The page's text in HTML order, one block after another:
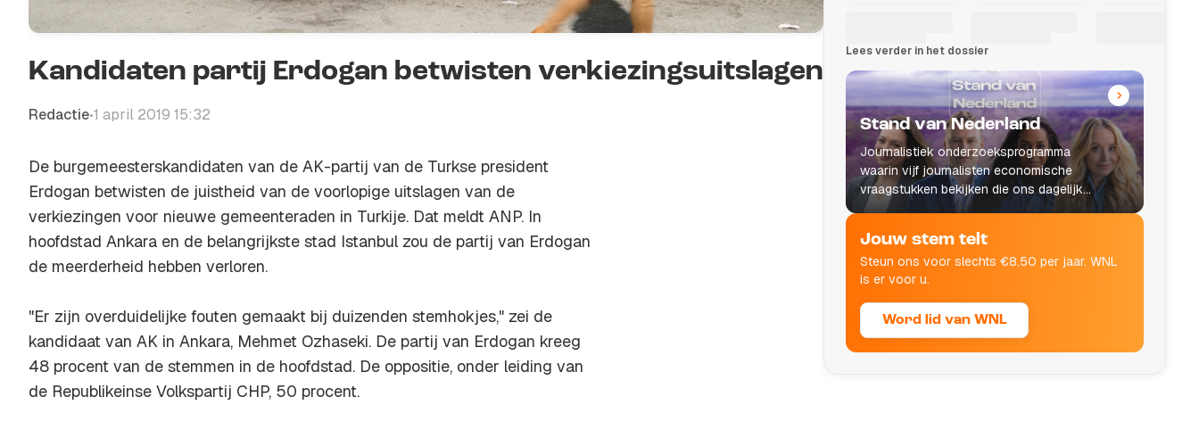
Kandidaten partij Erdogan betwisten verkiezingsuitslagen
Redactie•1 april 2019 15:32
De burgemeesterskandidaten van de AK-partij van de Turkse president
Erdogan betwisten de juistheid van de voorlopige uitslagen van de
verkiezingen voor nieuwe gemeenteraden in Turkije. Dat meldt ANP. In
hoofdstad Ankara en de belangrijkste stad Istanbul zou de partij van Erdogan
de meerderheid hebben verloren.
"Er zijn overduidelijke fouten gemaakt bij duizenden stemhokjes," zei de
kandidaat van AK in Ankara, Mehmet Ozhaseki. De partij van Erdogan kreeg
48 procent van de stemmen in de hoofdstad. De oppositie, onder leiding van
de Republikeinse Volkspartij CHP, 50 procent.
Lees verder in het dossier
Stand van Nederland
Journalistiek onderzoeksprogramma
waarin vijf journalisten economische
vraagstukken bekijken die ons dagelijks
leven raken.
Jouw stem telt
Steun ons voor slechts €8,50 per jaar. WNL
is er voor u.
Word lid van WNL